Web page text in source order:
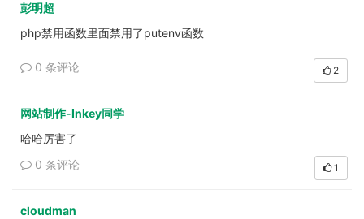
彭明超
php禁用函数里面禁用了putenv函数
0 条评论 2
网站制作-Inkey同学
哈哈厉害了
0 条评论
1
cloudman